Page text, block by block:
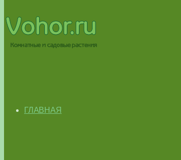
ГЛАВНАЯ